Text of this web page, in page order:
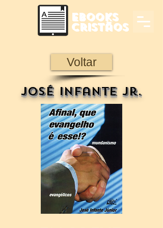
Ebooks
Cristãos
Voltar
José Infante Jr.